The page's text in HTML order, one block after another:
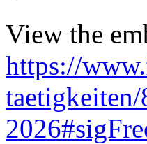
View the
https://